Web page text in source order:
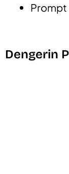
Prompt
Dengerin